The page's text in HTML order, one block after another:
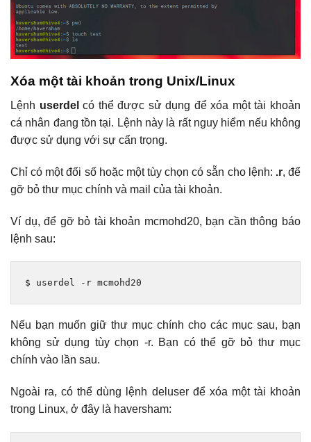
Xóa một tài khoản trong Unix/Linux
Lệnh userdel có thể được sử dụng để xóa một tài khoản
cá nhân đang tồn tại. Lệnh này là rất nguy hiểm nếu không
được sử dụng với sự cẩn trọng.
Chỉ có một đối số hoặc một tùy chọn có sẵn cho lệnh: .r, để
gỡ bỏ thư mục chính và mail của tài khoản.
Ví dụ, để gỡ bỏ tài khoản mcmohd20, bạn cần thông báo
lệnh sau:
$ userdel - r mcmohd20
Nếu bạn muốn giữ thư mục chính cho các mục sau, bạn
không sử dụng tùy chọn -r. Bạn có thể gỡ bỏ thư mục
chính vào lần sau.
Ngoài ra, có thể dùng lệnh deluser để xóa một tài khoản
trong Linux, ở đây là haversham: